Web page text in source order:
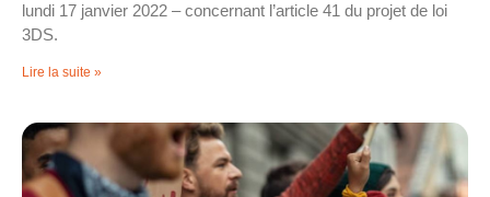
lundi 17 janvier 2022 – concernant l’article 41 du projet de loi
3DS.
Lire la suite »